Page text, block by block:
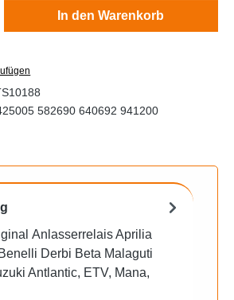
Gib den gewünschten
In den Warenkorb
582690 640692 941200
Anlasserrelais Aprilia
Derbi Beta Malaguti
Antlantic, ETV, Mana,